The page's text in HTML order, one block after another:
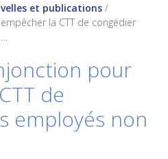
et publications /
la CTT de congédier
pour
de
employés non